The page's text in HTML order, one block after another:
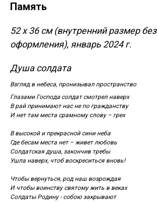
Память
52 х 36 см (внутренний размер без
оформления), январь 2024 г.
Душа солдата
Взгляд в небеса, пронизывал пространство
Глазами Господа солдат смотрел наверх
В рай принимают нас не по гражданству
И нет там места срамному слову – грех
В высокой и прекрасной сини неба
Где бесам места нет – живет любовь
Солдатская душа, закончив требы
Ушла наверх, чтоб воскреситься вновь!
Чтобы вернуться, род наш возрождая
И чтобы воинству святому жить в веках
Солдаты Родину - собою закрывают